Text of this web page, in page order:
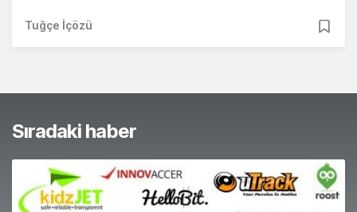
Tuğçe İçözü
Sıradaki haber